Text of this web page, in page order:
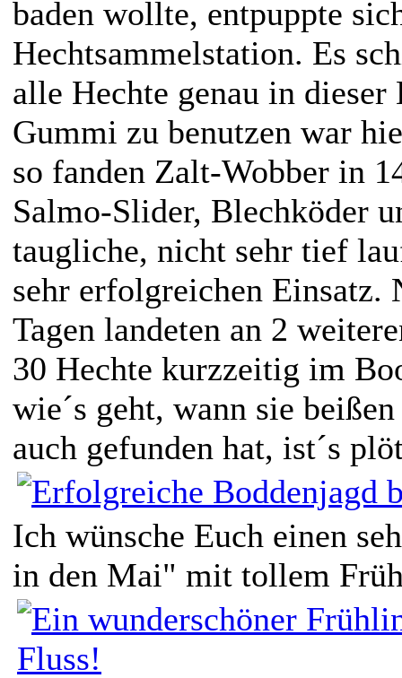
baden wollte, entpuppte
Hechtsammelstation. Es
alle Hechte genau in dieser
Gummi zu benutzen war
so fanden Zalt-Wobber in
Salmo-Slider, Blechköder
taugliche, nicht sehr tief
sehr erfolgreichen Einsatz.
Tagen landeten an 2
30 Hechte kurzzeitig im
wie´s geht, wann sie
auch gefunden hat, ist´s
Ich wünsche Euch einen
in den Mai" mit tollem